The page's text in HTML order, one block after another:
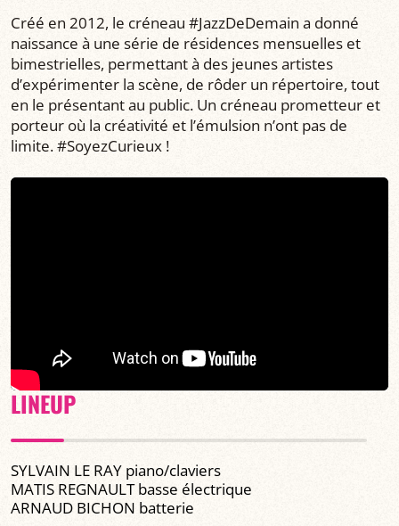
Créé en 2012, le créneau #JazzDeDemain a donné
naissance à une série de résidences mensuelles et
bimestrielles, permettant à des jeunes artistes
d’expérimenter la scène, de rôder un répertoire, tout
en le présentant au public. Un créneau prometteur et
porteur où la créativité et l’émulsion n’ont pas de
limite. #SoyezCurieux !
LINEUP
SYLVAIN LE RAY piano/claviers
MATIS REGNAULT basse électrique
ARNAUD BICHON batterie